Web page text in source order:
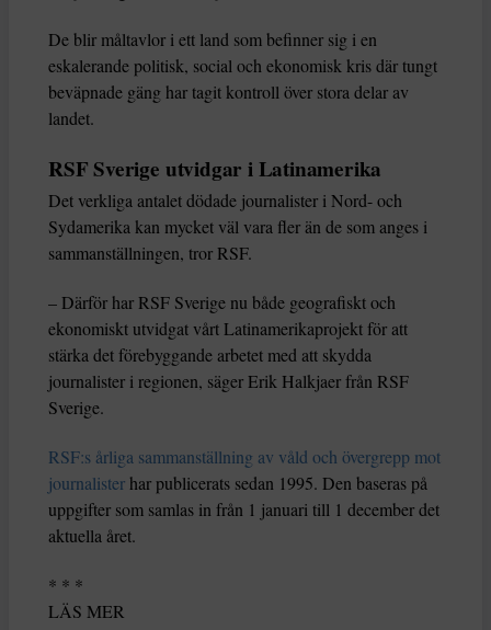
De blir måltavlor i ett land som befinner sig i en
eskalerande politisk, social och ekonomisk kris där tungt
beväpnade gäng har tagit kontroll över stora delar av
landet.
RSF Sverige utvidgar i Latinamerika
Det verkliga antalet dödade journalister i Nord- och
Sydamerika kan mycket väl vara fler än de som anges i
sammanställningen, tror RSF.
– Därför har RSF Sverige nu både geografiskt och
ekonomiskt utvidgat vårt Latinamerikaprojekt för att
stärka det förebyggande arbetet med att skydda
journalister i regionen, säger Erik Halkjaer från RSF
Sverige.
RSF:s årliga sammanställning av våld och övergrepp mot
journalister har publicerats sedan 1995. Den baseras på
uppgifter som samlas in från 1 januari till 1 december det
aktuella året.
* * *
LÄS MER